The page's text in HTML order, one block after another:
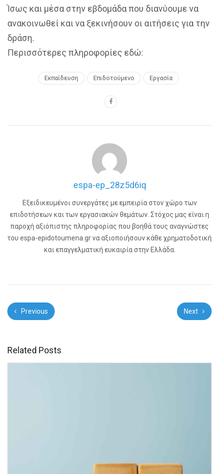
Ίσως και μέσα στην εβδομάδα που διανύουμε να
ανακοινωθεί και να ξεκινήσουν οι αιτήσεις για την
δράση.
Περισσότερες πληροφορίες εδώ:
Εκπαίδευση Επιδοτούμενο Εργασία
espa-ep_28z5d6iq
Εξειδικευμένοι συνεργάτες με εμπειρία στον χώρο των
επιδοτήσεων και των εργασιακών θεμάτων. Στόχος μας είναι η
παροχή αξιόπιστης πληροφορίας που βοηθά τους αναγνώστες
του espa-epidotoumena.gr να αξιοποιήσουν κάθε χρηματοδοτική
και επαγγελματική ευκαιρία στην Ελλάδα.
Previous Next
Related Posts